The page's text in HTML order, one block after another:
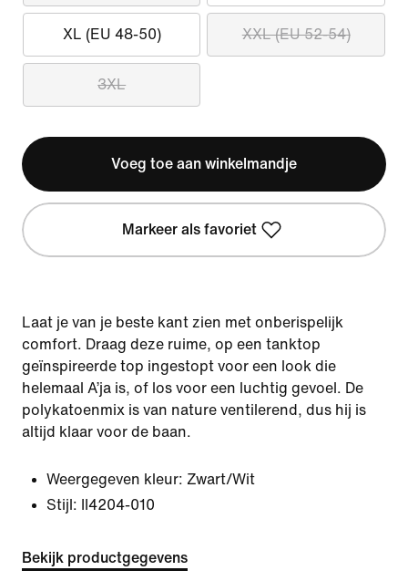
XL (EU 48-50) XXL (EU 52-54)
3XL
Voeg toe aan winkelmandje
Markeer als favoriet
Laat je van je beste kant zien met onberispelijk
comfort. Draag deze ruime, op een tanktop
geïnspireerde top ingestopt voor een look die
helemaal A’ja is, of los voor een luchtig gevoel. De
polykatoenmix is van nature ventilerend, dus hij is
altijd klaar voor de baan.
Weergegeven kleur: Zwart/Wit
Stijl:
II4204-010
Bekijk productgegevens